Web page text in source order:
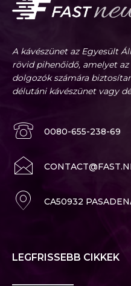
A kávészünet az Egyesült
rövid pihenőidő, amelyet
dolgozók számára
délutáni kávészünet vagy
0080-655-238-69
CA50932
LEGFRISSEBB CIKKEK